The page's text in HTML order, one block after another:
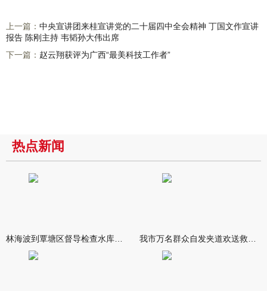
上一篇： 中央宣讲团来桂宣讲党的二十届四中全会精神 丁国文作宣讲
报告 陈刚主持 韦韬孙大伟出席
下一篇： 赵云翔获评为广西“最美科技工作者”
热点新闻